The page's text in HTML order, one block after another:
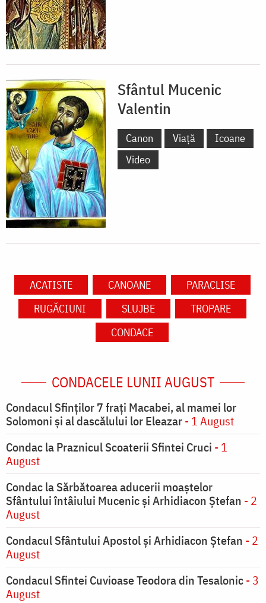
Sfântul Mucenic
Valentin
Canon Viață
Icoane
Video
ACATISTE CANOANE
PARACLISE
RUGĂCIUNI
SLUJBE
TROPARE
CONDACE
CONDACELE LUNII AUGUST
Condacul Sfinţilor 7 fraţi Macabei, al mamei lor
Solomoni şi al dascălului lor Eleazar- 1 August
Condac la Praznicul Scoaterii Sfintei Cruci - 1
August
Condac la Sărbătoarea aducerii moaştelor
Sfântului întâiului Mucenic şi Arhidiacon Ştefan - 2
August
Condacul Sfântului Apostol și Arhidiacon Ștefan - 2
August
Condacul Sfintei Cuvioase Teodora din Tesalonic- 3
August